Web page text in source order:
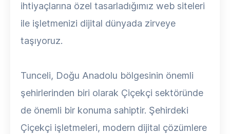
ihtiyaçlarına özel tasarladığımız web siteleri
ile işletmenizi dijital dünyada zirveye
taşıyoruz.
Tunceli, Doğu Anadolu bölgesinin önemli
şehirlerinden biri olarak Çiçekçi sektöründe
de önemli bir konuma sahiptir. Şehirdeki
Çiçekçi işletmeleri, modern dijital çözümlere